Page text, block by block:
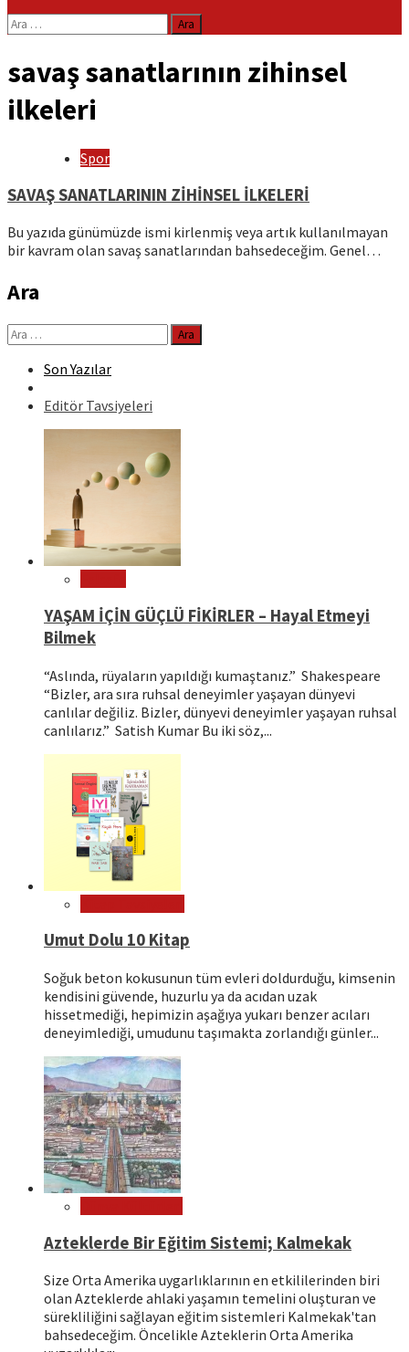
Arama:
savaş sanatlarının zihinsel
ilkeleri
Spor
SAVAŞ SANATLARININ ZİHİNSEL İLKELERİ
Bu yazıda günümüzde ismi kirlenmiş veya artık kullanılmayan
bir kavram olan savaş sanatlarından bahsedeceğim. Genel…
Ara
Arama:
Son Yazılar
Editör Tavsiyeleri
YAŞAM İÇİN GÜÇLÜ FİKİRLER – Hayal Etmeyi
Bilmek
“Aslında, rüyaların yapıldığı kumaştanız.” Shakespeare
“Bizler, ara sıra ruhsal deneyimler yaşayan dünyevi
canlılar değiliz. Bizler, dünyevi deneyimler yaşayan ruhsal
canlılarız.” Satish Kumar Bu iki söz,...
Umut Dolu 10 Kitap
Soğuk beton kokusunun tüm evleri doldurduğu, kimsenin
kendisini güvende, huzurlu ya da acıdan uzak
hissetmediği, hepimizin aşağıya yukarı benzer acıları
deneyimlediği, umudunu taşımakta zorlandığı günler...
Azteklerde Bir Eğitim Sistemi; Kalmekak
Size Orta Amerika uygarlıklarının en etkililerinden biri
olan Azteklerde ahlaki yaşamın temelini oluşturan ve
sürekliliğini sağlayan eğitim sistemleri Kalmekak'tan
bahsedeceğim. Öncelikle Azteklerin Orta Amerika